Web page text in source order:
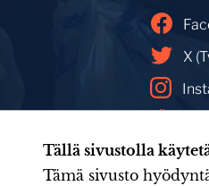
Tällä sivustolla
Tämä sivusto
X
Facebookin